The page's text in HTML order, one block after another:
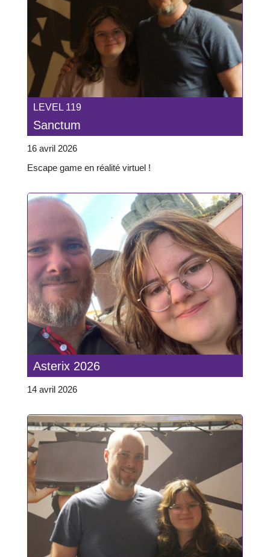
LEVEL 119
Sanctum
16 avril 2026
Escape game en réalité virtuel !
Asterix 2026
14 avril 2026